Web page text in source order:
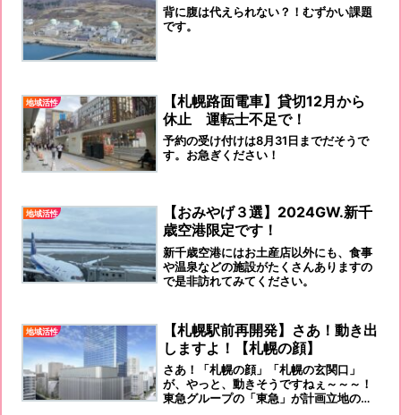
背に腹は代えられない？！むずかい課題
です。
地域活性
【札幌路面電車】貸切12月から
休止 運転士不足で！
予約の受け付けは8月31日までだそうで
す。お急ぎください！
地域活性
【おみやげ３選】2024GW.新千
歳空港限定です！
新千歳空港にはお土産店以外にも、食事
や温泉などの施設がたくさんありますの
で是非訪れてみてください。
地域活性
【札幌駅前再開発】さあ！動き出
しますよ！【札幌の顔】
さあ！「札幌の顔」「札幌の玄関口」
が、やっと、動きそうですねぇ～～～！
東急グループの「東急」が計画立地の地